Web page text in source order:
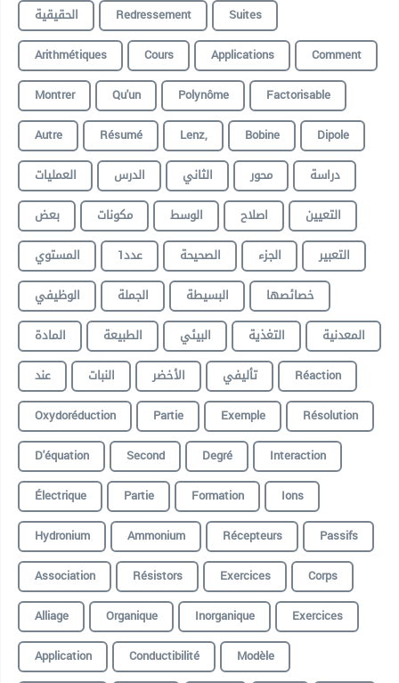
الحقيقية
Redressement
Suites
Arithmétiques
Cours Applications
Comment
Montrer
Qu'un Polynôme
Factorisable
Autre
Résumé Lenz, Bobine
Dipole
العمليات
الدرس الثاني محور
دراسة
بعض
مكونات الوسط اصلاح
التعيين
المستوي
عدد1 الصحيحة الجزء
التعبير
الوظيفي
الجملة البسيطة
خصائصها
المادة
الطبيعة البيئي التغذية
المعدنية
عند
النبات الأخضر تأليفي
Réaction
Oxydoréduction
Partie Exemple
Résolution
D'équation
Second Degré
Interaction
Électrique
Partie Formation
Ions
Hydronium
Ammonium Récepteurs
Passifs
Association
Résistors Exercices
Corps
Alliage
Organique Inorganique
Exercices
Application
Conductibilité
Modèle